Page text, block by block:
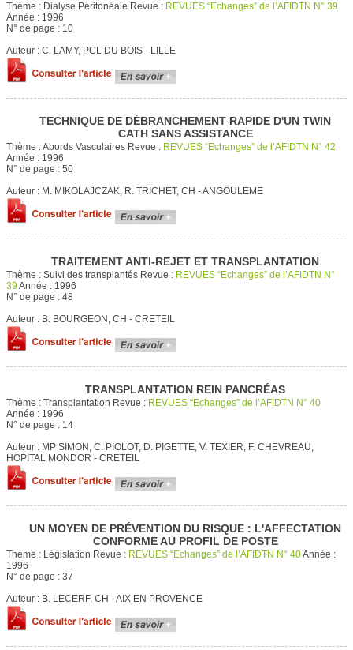
Thème : Dialyse Péritonéale Revue : REVUES “Echanges” de l’AFIDTN N° 39
Année : 1996
N° de page : 10
Auteur : C. LAMY, PCL DU BOIS - LILLE
TECHNIQUE DE DÉBRANCHEMENT RAPIDE D'UN TWIN
CATH SANS ASSISTANCE
Thème :Abords Vasculaires Revue : REVUES “Echanges” de l’AFIDTN N° 42
Année : 1996
N° de page : 50
Auteur : M. MIKOLAJCZAK, R. TRICHET, CH - ANGOULEME
TRAITEMENT ANTI-REJET ET TRANSPLANTATION
Thème : Suivi des transplantés Revue : REVUES “Echanges” de l’AFIDTN N°
39 Année : 1996
N° de page : 48
Auteur : B. BOURGEON, CH - CRETEIL
TRANSPLANTATION REIN PANCRÉAS
Thème : Transplantation Revue : REVUES “Echanges” de l’AFIDTN N° 40
Année : 1996
N° de page : 14
Auteur : MP SIMON, C. PIOLOT, D. PIGETTE, V. TEXIER, F. CHEVREAU,
HOPITAL MONDOR - CRETEIL
UN MOYEN DE PRÉVENTION DU RISQUE : L'AFFECTATION
CONFORME AU PROFIL DE POSTE
Thème : Législation Revue : REVUES “Echanges” de l’AFIDTN N° 40Année :
1996
N° de page : 37
Auteur : B. LECERF, CH - AIX EN PROVENCE